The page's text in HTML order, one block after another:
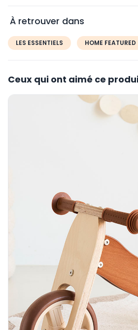
Très pratique, une fonction timer
temps recommandé par les
pourrez la réactiver en appuyant de
Caractéristiques :
Peluche Veilleuse Tranquil Whale
Fonction berceuse (bruit des vagues
Dimensions : l. 18 x H. 18 x P. 29 cm
Forme : Baleine
Coloris : White
Âge : A partir de la naissance
À retrouver dans
LES ESSENTIELS HOME FEATURED
Ceux qui ont aimé ce